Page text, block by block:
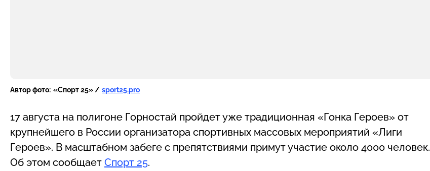
Автор фото: «Спорт 25» / sport25.pro
17 августа на полигоне Горностай пройдет уже традиционная «Гонка Героев» от
крупнейшего в России организатора спортивных массовых мероприятий «Лиги
Героев». В масштабном забеге с препятствиями примут участие около 4000 человек.
Об этом сообщает Спорт 25.